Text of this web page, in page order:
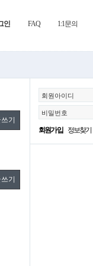
인 FAQ 1:1문의
회원아이디
비밀번호
회원가입 정보찾기
기
기